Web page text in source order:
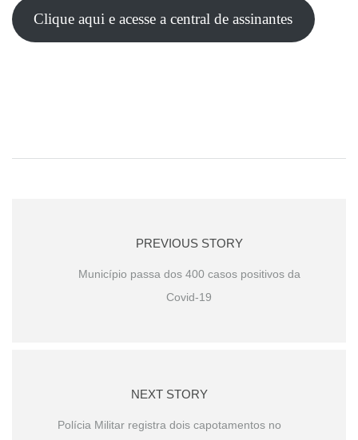
Clique aqui e acesse a central de assinantes
PREVIOUS STORY
Município passa dos 400 casos positivos da
Covid-19
NEXT STORY
Polícia Militar registra dois capotamentos no